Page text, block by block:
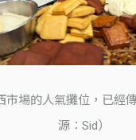
市場的人氣攤位，已經
源：Sid）